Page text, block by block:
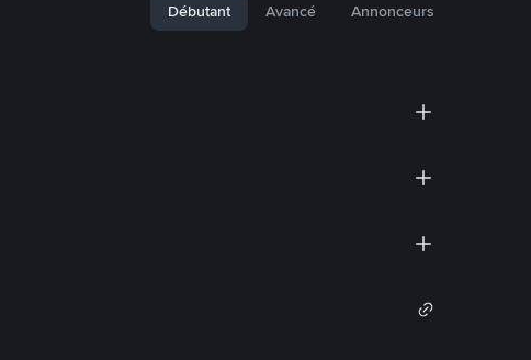
Débutant Avancé Annonceurs